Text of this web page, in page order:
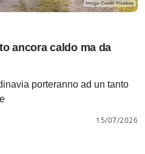
ancora caldo ma da
porteranno ad un tanto
15/07/2026